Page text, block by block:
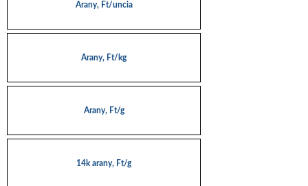
Arany, Ft/uncia
Arany, Ft/kg
Arany, Ft/g
14k arany, Ft/g